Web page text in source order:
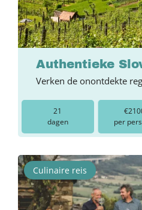
Authentieke
Verken de onontdekte
21
dagen
per
Culinaire reis